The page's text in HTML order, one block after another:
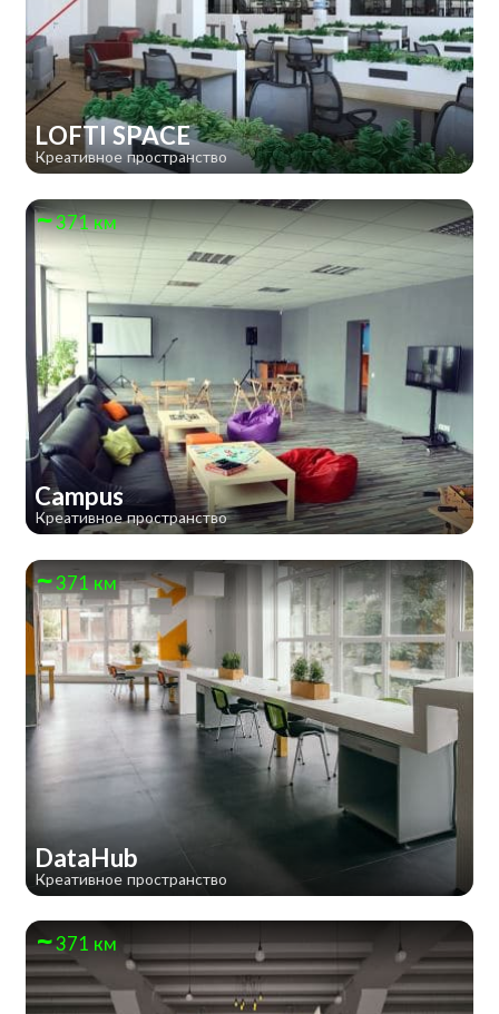
LOFTI SPACE
Креативное пространство
371 км
Campus
Креативное пространство
371 км
DataHub
Креативное пространство
371 км